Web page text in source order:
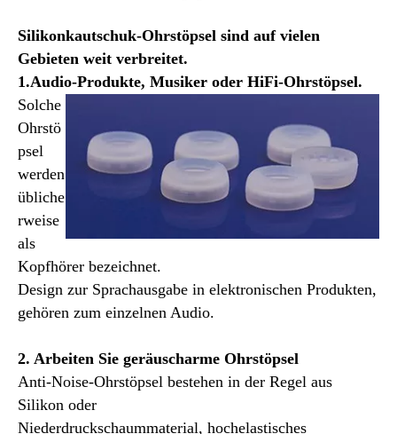
Silikonkautschuk-Ohrstöpsel sind auf vielen
Gebieten weit verbreitet.
1.Audio-Produkte, Musiker oder HiFi-Ohrstöpsel.
Solche
Ohrstö
psel
werden
übliche
rweise
als
Kopfhörer bezeichnet.
Design zur Sprachausgabe in elektronischen Produkten,
gehören zum einzelnen Audio.
2. Arbeiten Sie geräuscharme Ohrstöpsel
Anti-Noise-Ohrstöpsel bestehen in der Regel aus
Silikon oder
Niederdruckschaummaterial, hochelastisches